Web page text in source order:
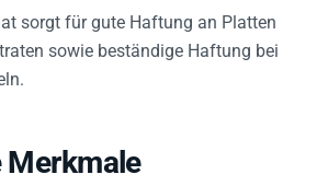
sorgt für gute Haftung an Platten
sowie beständige Haftung bei
Merkmale